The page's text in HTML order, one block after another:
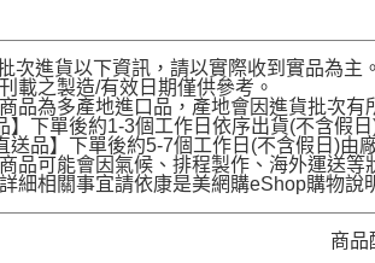
次進貨以下資訊，請以實際收到實品為主。
載之製造/有效日期僅供參考。
品為多產地進口品，產地會因進貨批次有
】下單後約1-3個工作日依序出貨(不含假
送品】下單後約5-7個工作日(不含假日)由
品可能會因氣候、排程製作、海外運送
細相關事宜請依康是美網購eShop購物說
商品